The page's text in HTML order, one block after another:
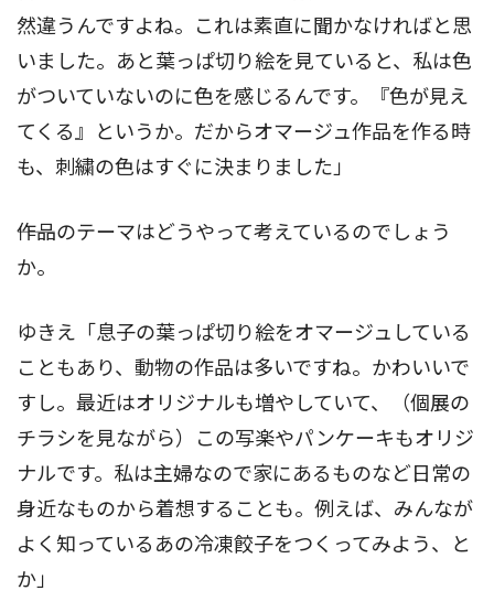
然違うんですよね。これは素直に聞かなければと思
いました。あと葉っぱ切り絵を見ていると、私は色
がついていないのに色を感じるんです。『色が見え
てくる』というか。だからオマージュ作品を作る時
も、刺繍の色はすぐに決まりました」
――作品のテーマはどうやって考えているのでしょう
か。
ゆきえ「息子の葉っぱ切り絵をオマージュしている
こともあり、動物の作品は多いですね。かわいいで
すし。最近はオリジナルも増やしていて、（個展の
チラシを見ながら）この写楽やパンケーキもオリジ
ナルです。私は主婦なので家にあるものなど日常の
身近なものから着想することも。例えば、みんなが
よく知っているあの冷凍餃子をつくってみよう、と
か」